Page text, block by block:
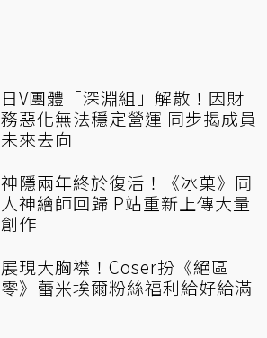
日V團體「深淵組」解散！因財
務惡化無法穩定營運 同步揭成員
未來去向
神隱兩年終於復活！《冰菓》同
人神繪師回歸 P站重新上傳大量
創作
展現大胸襟！Coser扮《絕區
零》蕾米埃爾粉絲福利給好給滿